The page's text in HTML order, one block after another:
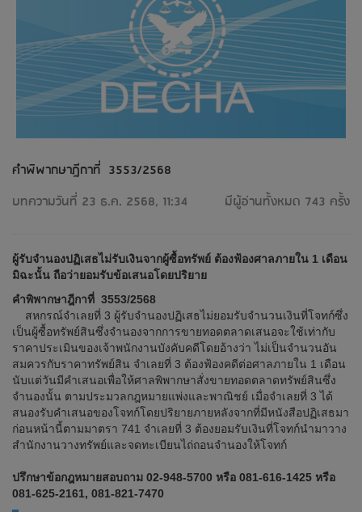
คำพิพากษาฎีกาที่ 3553/2568
บทความวันที่ 23 ธ.ค. 2568, 11:34
มีผู้อ่านทั้งหมด 743 ครั้ง
ผู้รับจำนองปฏิเสธไม่รับเงินจากผู้ซื้อทรัพย์ ต้องฟ้องศาลภายใน 1 เดือน
มิฉะนั้น ถือว่ายอมรับข้อเสนอโดยปริยาย
คำพิพากษาฎีกาที่ 3553/2568
สหกรณ์จำเลยที่ 3 ผู้รับจำนองปฏิเสธไม่ยอมรับจำนวนเงินที่โจทก์ซึ่ง
เป็นผู้ซื้อทรัพย์สินซึ่งจำนองจากการขายทอดตลาดเสนอจะใช้เท่ากับ
ราคาประเมินของเจ้าพนักงานบังคับคดีโดยอ้างว่า ไม่เป็นจำนวนอัน
สมควรกับราคาทรัพย์สิน จำเลยที่ 3 ต้องฟ้องคดีต่อศาลภายใน 1 เดือน
นับแต่วันมีคำเสนอเพื่อให้ศาลพิพากษาสั่งขายทอดตลาดทรัพย์สินซึ่ง
จำนองนั้น ตามประมวลกฎหมายแพ่งและพาณิชย์ เมื่อจำเลยที่ 3 ได้
สนองรับคำเสนอของโจทก์โดยปริยายภายหลังจากที่มีหนังสือปฏิเสธมา
ก่อนหน้านี้ตามมาตรา 741 จำเลยที่ 3 ต้องยอมรับเงินที่โจทก์นำมาวาง
สำนักงานวางทรัพย์และจดทะเบียนไถ่ถอนจำนองให้โจทก์
ปรึกษาข้อกฎหมายสอบถาม 02-948-5700 หรือ 081-616-1425 หรือ
081-625-2161, 081-821-7470